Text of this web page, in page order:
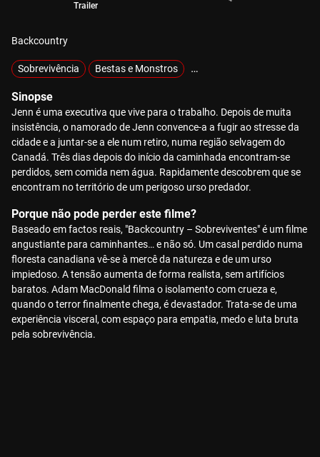
Trailer
Backcountry
Sobrevivência Bestas e Monstros Natureza Selvagem
Sinopse
Jenn é uma executiva que vive para o trabalho. Depois de muita
insistência, o namorado de Jenn convence-a a fugir ao stresse da
cidade e a juntar-se a ele num retiro, numa região selvagem do
Canadá. Três dias depois do início da caminhada encontram-se
perdidos, sem comida nem água. Rapidamente descobrem que se
encontram no território de um perigoso urso predador.
Porque não pode perder este filme?
Baseado em factos reais, "Backcountry – Sobreviventes" é um filme
angustiante para caminhantes… e não só. Um casal perdido numa
floresta canadiana vê-se à mercê da natureza e de um urso
impiedoso. A tensão aumenta de forma realista, sem artifícios
baratos. Adam MacDonald filma o isolamento com crueza e,
quando o terror finalmente chega, é devastador. Trata-se de uma
experiência visceral, com espaço para empatia, medo e luta bruta
pela sobrevivência.